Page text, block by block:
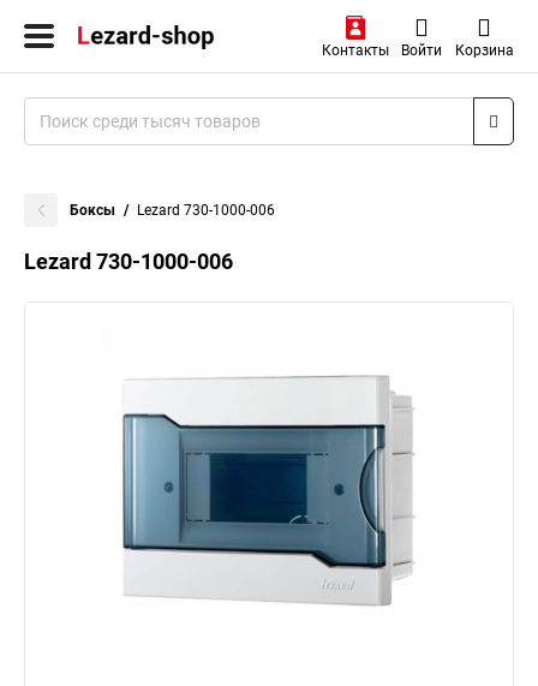
Контакты Войти Корзина
Боксы Lezard 730-1000-006
Lezard 730-1000-006